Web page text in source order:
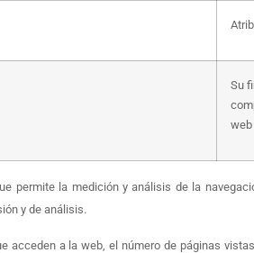
Su
web
permite la medición y análisis de la
y de análisis.
a la web, el número de páginas